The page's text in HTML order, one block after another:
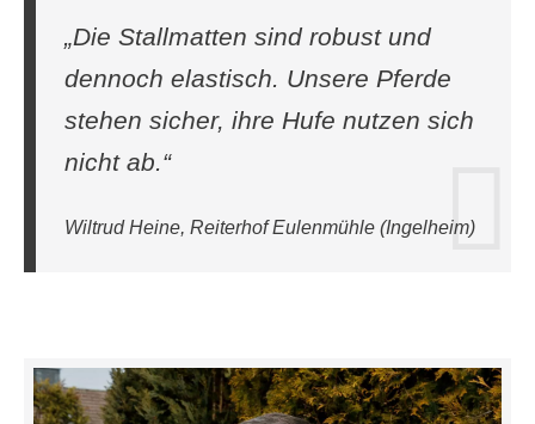
„Die Stallmatten sind robust und
dennoch elastisch. Unsere Pferde
stehen sicher, ihre Hufe nutzen sich
nicht ab.“
Wiltrud Heine, Reiterhof Eulenmühle (Ingelheim)